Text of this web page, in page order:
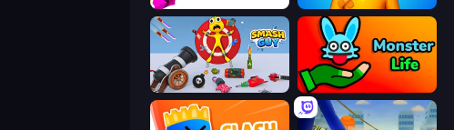
Ninja Escape Fun Ragdoll Challenge!
Monster Life